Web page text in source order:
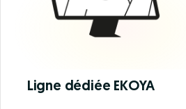
Ligne dédiée EKOYA